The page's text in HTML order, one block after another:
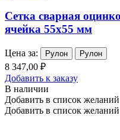
Сетка сварная
ячейка 55х55 мм
Цена за: Рулон Рулон
8 347,00 ₽
Добавить к заказу
В наличии
Добавить в список желаний
Добавить в список желаний